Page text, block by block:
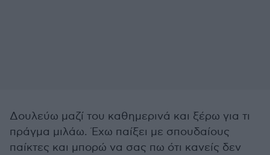
Δουλεύω μαζί του καθημερινά και ξέρω για τι
πράγμα μιλάω. Έχω παίξει με σπουδαίους
παίκτες και μπορώ να σας πω ότι κανείς δεν